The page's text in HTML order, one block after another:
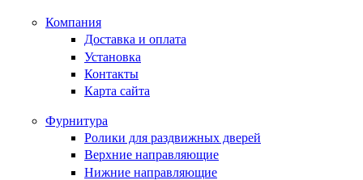
Компания
Доставка и оплата
Установка
Контакты
Карта сайта
Фурнитура
Ролики для раздвижных дверей
Верхние направляющие
Нижние направляющие